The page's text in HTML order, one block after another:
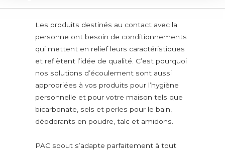
BECS VERSEURS
SERVICES
CERTIFICATIONS
NEWS
CONTACT
VERSEURS ALIMENTAIRES
Aliments et additifs en poudre
Additifs alimentaires
Les produits destinés au contact avec la
personne ont besoin de conditionnements
qui mettent en relief leurs caractéristiques
et reflètent l’idée de qualité. C’est pourquoi
nos solutions d’écoulement sont aussi
appropriées à vos produits pour l’hygiène
personnelle et pour votre maison tels que
bicarbonate, sels et perles pour le bain,
déodorants en poudre, talc et amidons.
PAC spout s’adapte parfaitement à tout